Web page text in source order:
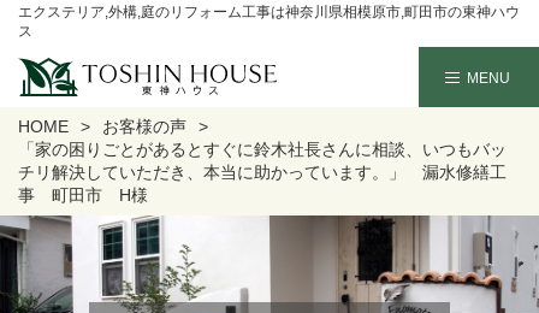
エクステリア,外構,庭のリフォーム工事は神奈川県相模原市,町田市の東神ハウ
ス
HOME
お客様の声
「家の困りごとがあるとすぐに鈴木社長さんに相談、いつもバッ
チリ解決していただき、本当に助かっています。」 漏水修繕工
事 町田市 H様